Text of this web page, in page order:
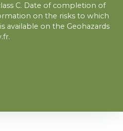
C. Date of completion of
on the risks to which
available on the Geohazards